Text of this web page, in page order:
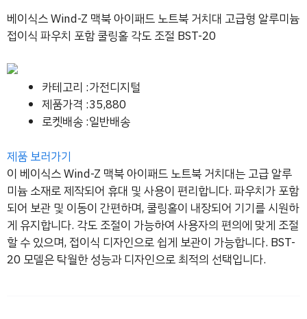
베이식스 Wind-Z 맥북 아이패드 노트북 거치대 고급형 알루미늄
접이식 파우치 포함 쿨링홀 각도 조절 BST-20
카테고리 :가전디지털
제품가격 :35,880
로켓배송 :일반배송
제품 보러가기
이 베이식스 Wind-Z 맥북 아이패드 노트북 거치대는 고급 알루
미늄 소재로 제작되어 휴대 및 사용이 편리합니다. 파우치가 포함
되어 보관 및 이동이 간편하며, 쿨링홀이 내장되어 기기를 시원하
게 유지합니다. 각도 조절이 가능하여 사용자의 편의에 맞게 조절
할 수 있으며, 접이식 디자인으로 쉽게 보관이 가능합니다. BST-
20 모델은 탁월한 성능과 디자인으로 최적의 선택입니다.